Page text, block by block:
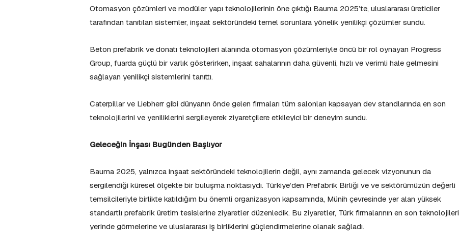
Otomasyon çözümleri ve modüler yapı teknolojilerinin öne çıktığı Bauma 2025’te, uluslararası üreticiler
tarafından tanıtılan sistemler, inşaat sektöründeki temel sorunlara yönelik yenilikçi çözümler sundu.
Beton prefabrik ve donatı teknolojileri alanında otomasyon çözümleriyle öncü bir rol oynayan Progress
Group, fuarda güçlü bir varlık gösterirken, inşaat sahalarının daha güvenli, hızlı ve verimli hale gelmesini
sağlayan yenilikçi sistemlerini tanıttı.
Caterpillar ve Liebherr gibi dünyanın önde gelen firmaları tüm salonları kapsayan dev standlarında en son
teknolojilerini ve yeniliklerini sergileyerek ziyaretçilere etkileyici bir deneyim sundu.
Geleceğin İnşası Bugünden Başlıyor
Bauma 2025, yalnızca inşaat sektöründeki teknolojilerin değil, aynı zamanda gelecek vizyonunun da
sergilendiği küresel ölçekte bir buluşma noktasıydı. Türkiye’den Prefabrik Birliği ve ve sektörümüzün değerli
temsilcileriyle birlikte katıldığım bu önemli organizasyon kapsamında, Münih çevresinde yer alan yüksek
standartlı prefabrik üretim tesislerine ziyaretler düzenledik. Bu ziyaretler, Türk firmalarının en son teknolojileri
yerinde görmelerine ve uluslararası iş birliklerini güçlendirmelerine olanak sağladı.